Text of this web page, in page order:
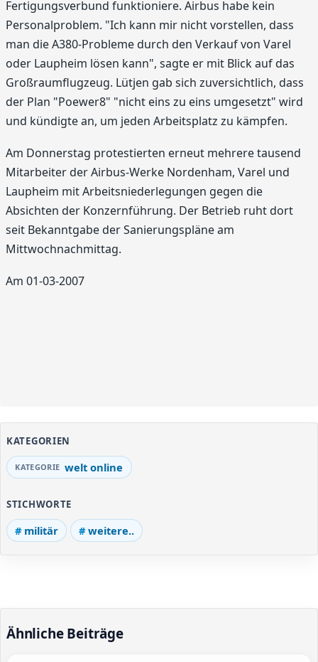
Fertigungsverbund funktioniere. Airbus habe kein
Personalproblem. "Ich kann mir nicht vorstellen, dass
man die A380-Probleme durch den Verkauf von Varel
oder Laupheim lösen kann", sagte er mit Blick auf das
Großraumflugzeug. Lütjen gab sich zuversichtlich, dass
der Plan "Poewer8" "nicht eins zu eins umgesetzt" wird
und kündigte an, um jeden Arbeitsplatz zu kämpfen.
Am Donnerstag protestierten erneut mehrere tausend
Mitarbeiter der Airbus-Werke Nordenham, Varel und
Laupheim mit Arbeitsniederlegungen gegen die
Absichten der Konzernführung. Der Betrieb ruht dort
seit Bekanntgabe der Sanierungspläne am
Mittwochnachmittag.
Am 01-03-2007
KATEGORIEN
welt online
STICHWORTE
militär weitere..
Ähnliche Beiträge